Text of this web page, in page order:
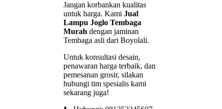
Jangan korbankan kualitas
untuk harga. Kami Jual
Lampu Joglo Tembaga
Murah dengan jaminan
Tembaga asli dari Boyolali.
Untuk konsultasi desain,
penawaran harga terbaik, dan
pemesanan grosir, silakan
hubungi tim spesialis kami
sekarang juga!